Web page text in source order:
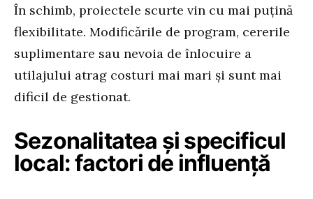
În schimb, proiectele scurte vin cu mai puțină
flexibilitate. Modificările de program, cererile
suplimentare sau nevoia de înlocuire a
utilajului atrag costuri mai mari și sunt mai
dificil de gestionat.
Sezonalitatea și specificul
local: factori de influență